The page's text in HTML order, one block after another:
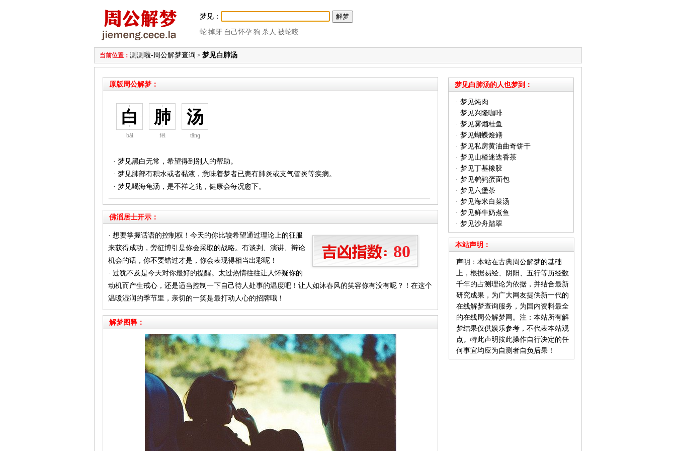
梦见：
蛇 掉牙 自己怀孕 狗 杀人 被蛇咬
当前位置： 测测啦-周公解梦查询 > 梦见白肺汤
原版周公解梦：
白
bái
肺
fèi
汤
tānɡ
· 梦见黑白无常，希望得到别人的帮助。
· 梦见肺部有积水或者黏液，意味着梦者已患有肺炎或支气管炎等疾病。
· 梦见喝海龟汤，是不祥之兆，健康会每况愈下。
佛滔居士开示：
80
· 想要掌握话语的控制权！今天的你比较希望通过理论上的征服
来获得成功，旁征博引是你会采取的战略。有谈判、演讲、辩论
机会的话，你不要错过才是，你会表现得相当出彩呢！
· 过犹不及是今天对你最好的提醒。太过热情往往让人怀疑你的
动机而产生戒心，还是适当控制一下自己待人处事的温度吧！让人如沐春风的笑容你有没有呢？！在这个
温暖湿润的季节里，亲切的一笑是最打动人心的招牌哦！
解梦图释：
梦见白肺汤的人也梦到：
· 梦见炖肉
· 梦见兴隆咖啡
· 梦见雾熘桂鱼
· 梦见蝴蝶烩鳝
· 梦见私房黄油曲奇饼干
· 梦见山楂迷迭香茶
· 梦见丁基橡胶
· 梦见鹌鹑蛋面包
· 梦见六堡茶
· 梦见海米白菜汤
· 梦见鲜牛奶煮鱼
· 梦见沙舟踏翠
本站声明：
声明：本站在古典周公解梦的基础
上，根据易经、阴阳、五行等历经数
千年的占测理论为依据，并结合最新
研究成果，为广大网友提供新一代的
在线解梦查询服务，为国内资料最全
的在线周公解梦网。注：本站所有解
梦结果仅供娱乐参考，不代表本站观
点。特此声明按此操作自行决定的任
何事宜均应为自测者自负后果！